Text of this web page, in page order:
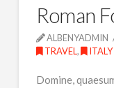
Roman
ALBENYADMIN
TRAVEL, ITALY
Domine,